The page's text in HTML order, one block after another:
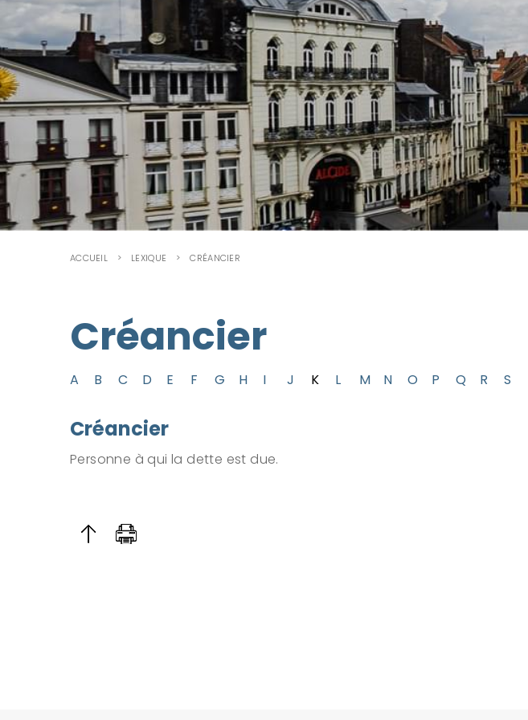
ACCUEIL LEXIQUE CRÉANCIER
Créancier
A B C D E F G H I J K L M N O P Q R S
Créancier
Personne à qui la dette est due.